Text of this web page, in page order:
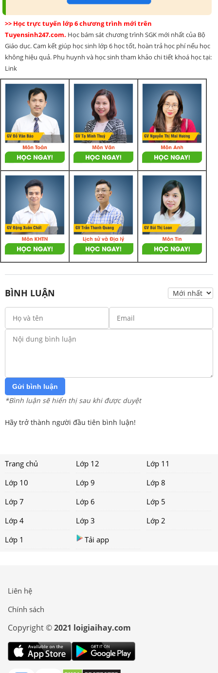
>> Học trực tuyến lớp 6 chương trình mới trên
Tuyensinh247.com. Học bám sát chương trình SGK mới nhất của Bộ
Giáo dục. Cam kết giúp học sinh lớp 6 học tốt, hoàn trả học phí nếu học
không hiệu quả. Phụ huynh và học sinh tham khảo chi tiết khoá học tại:
Link
BÌNH LUẬN
Gửi bình luận
*Bình luận sẽ hiển thị sau khi được duyệt
Hãy trở thành người đầu tiên bình luận!
Trang chủ Lớp 12
Lớp 11
Lớp 10
Lớp 9
Lớp 8
Lớp 7
Lớp 6
Lớp 5
Lớp 4
Lớp 3
Lớp 2
Lớp 1
Tải app
Liên hệ
Chính sách
Copyright ©2021 loigiaihay.com